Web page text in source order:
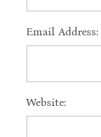
Email Address:
Website: